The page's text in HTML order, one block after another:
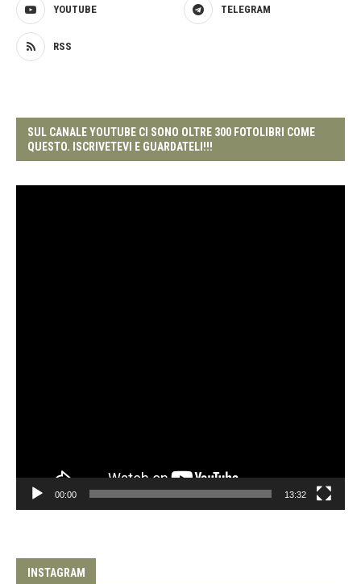
YOUTUBE TELEGRAM
RSS
SUL CANALE YOUTUBE CI SONO OLTRE 300 FOTOLIBRI COME
QUESTO. ISCRIVETEVI E GUARDATELI!!!
00:00 13:32
INSTAGRAM